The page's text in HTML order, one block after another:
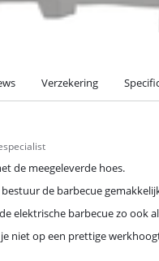
Verzekering
de meegeleverde hoes.
de barbecue
elektrische barbecue zo ook
niet op een prettige